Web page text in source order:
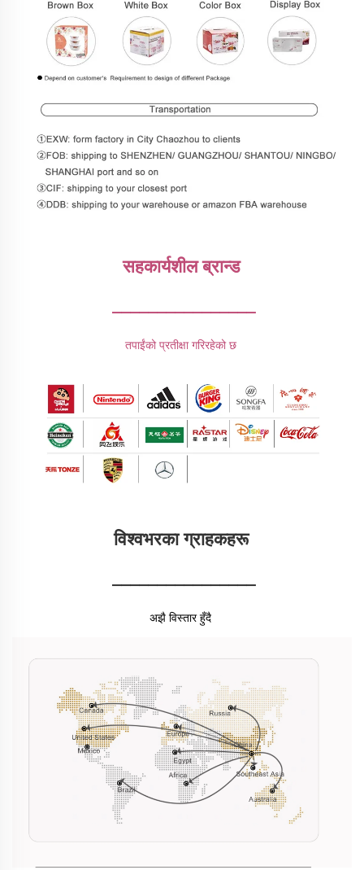
सहकार्यशील ब्रान्ड
________________
तपाईंको प्रतीक्षा गरिरहेको छ
विश्वभरका ग्राहकहरू
________________
अझै विस्तार हुँदै